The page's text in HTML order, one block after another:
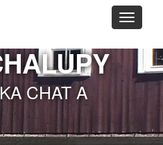
Toggle
CHAT A